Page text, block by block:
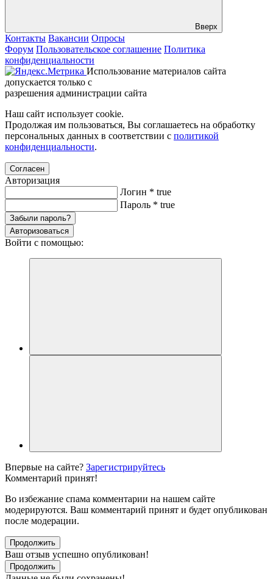
Вверх
Контакты Вакансии Опросы
Форум Пользовательское соглашение Политика
конфиденциальности
Использование материалов сайта
допускается только с
разрешения администрации сайта
Наш сайт использует cookie.
Продолжая им пользоваться, Вы соглашаетесь на обработку
персональных данных в соответствии с политикой
конфиденциальности.
Согласен
Авторизация
Логин * true
Пароль * true
Забыли пароль?
Авторизоваться
Войти с помощью:
Впервые на сайте? Зарегистрируйтесь
Комментарий принят!
Во избежание спама комментарии на нашем сайте
модерируются. Ваш комментарий принят и будет опубликован
после модерации.
Продолжить
Ваш отзыв успешно опубликован!
Продолжить